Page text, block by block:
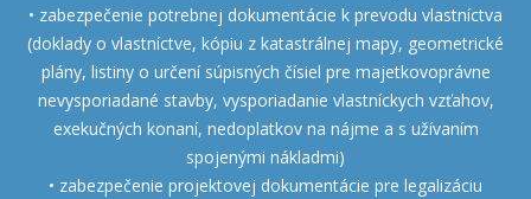
• zabezpečenie potrebnej dokumentácie k prevodu vlastníctva
(doklady o vlastníctve, kópiu z katastrálnej mapy, geometrické
plány, listiny o určení súpisných čísiel pre majetkovoprávne
nevysporiadané stavby, vysporiadanie vlastníckych vzťahov,
exekučných konaní, nedoplatkov na nájme a s užívaním
spojenými nákladmi)
• zabezpečenie projektovej dokumentácie pre legalizáciu